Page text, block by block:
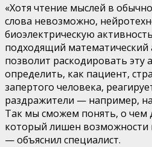
«Хотя чтение мыслей в
слова невозможно,
биоэлектрическую
подходящий математический
позволит раскодировать
определить, как пациент,
запертого человека,
раздражители — например,
Так мы сможем понять, о чем
который лишен возможности
— объяснил специалист.